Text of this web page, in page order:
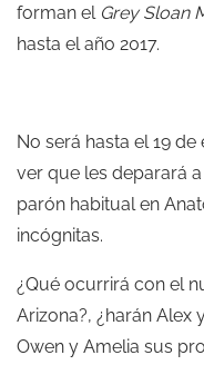
forman el Grey Sloan
hasta el año 2017.
No será hasta el 19
ver que les deparará
parón habitual en
incógnitas.
¿Qué ocurrirá con el
Arizona?, ¿harán Alex
Owen y Amelia sus